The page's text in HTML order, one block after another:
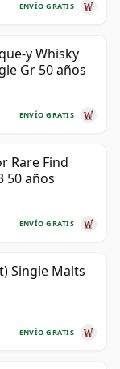
ENVÍO GRATIS
y Whisky
Gr 50 años
ENVÍO GRATIS
Rare Find
50 años
ENVÍO GRATIS
Single Malts
ENVÍO GRATIS